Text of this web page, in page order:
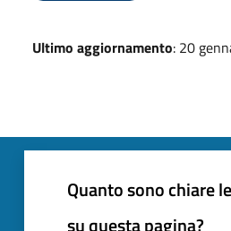
Ultimo aggiornamento: 20
Quanto sono chiare
su questa pagina?